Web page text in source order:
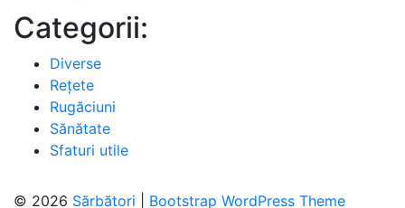
Categorii:
Diverse
Rețete
Rugăciuni
Sănătate
Sfaturi utile
© 2026 Sărbători Bootstrap WordPress Theme